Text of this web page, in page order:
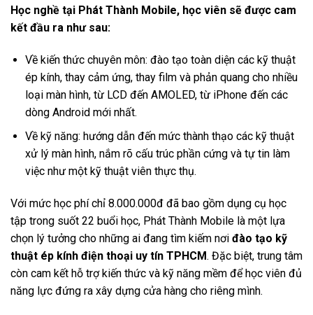
Học nghề tại Phát Thành Mobile, học viên sẽ được cam
kết đầu ra như sau:
Về kiến thức chuyên môn: đào tạo toàn diện các kỹ thuật
ép kính, thay cảm ứng, thay film và phản quang cho nhiều
loại màn hình, từ LCD đến AMOLED, từ iPhone đến các
dòng Android mới nhất.
Về kỹ năng: hướng dẫn đến mức thành thạo các kỹ thuật
xử lý màn hình, nắm rõ cấu trúc phần cứng và tự tin làm
việc như một kỹ thuật viên thực thụ.
Với mức học phí chỉ 8.000.000đ đã bao gồm dụng cụ học
tập trong suốt 22 buổi học, Phát Thành Mobile là một lựa
chọn lý tưởng cho những ai đang tìm kiếm nơi đào tạo kỹ
thuật ép kính điện thoại uy tín TPHCM. Đặc biệt, trung tâm
còn cam kết hỗ trợ kiến thức và kỹ năng mềm để học viên đủ
năng lực đứng ra xây dựng cửa hàng cho riêng mình.